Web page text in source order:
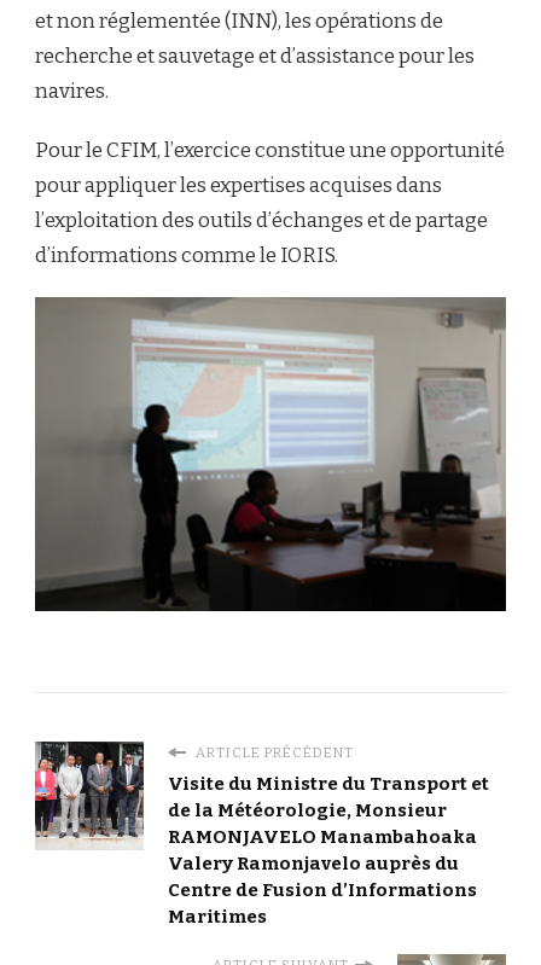
et non réglementée (INN), les opérations de
recherche et sauvetage et d’assistance pour les
navires.
Pour le CFIM, l’exercice constitue une opportunité
pour appliquer les expertises acquises dans
l’exploitation des outils d’échanges et de partage
d’informations comme le IORIS.
ARTICLE PRÉCÉDENT
Visite du Ministre du Transport et
de la Météorologie, Monsieur
RAMONJAVELO Manambahoaka
Valery Ramonjavelo auprès du
Centre de Fusion d’Informations
Maritimes